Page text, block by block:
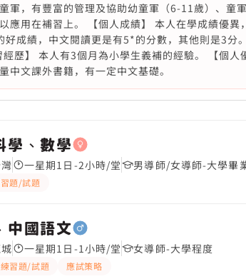
軍，有豐富的管理及協助幼童軍（6-11歲）、童
應用在補習上。 【個人成績】 本人在學成績優
好成績，中文閱讀更是有5*的分數，其他則是3分
經歷】 本人有3個月為小學生義補的經驗。 【個人
中文課外書籍，有一定中文基礎。
學、數學
一星期1日-2小時/堂 男導師/女導師-大學畢
題/試題
中國語文
一星期1日-1小時/堂 女導師-大學程度
習題/試題 應試策略